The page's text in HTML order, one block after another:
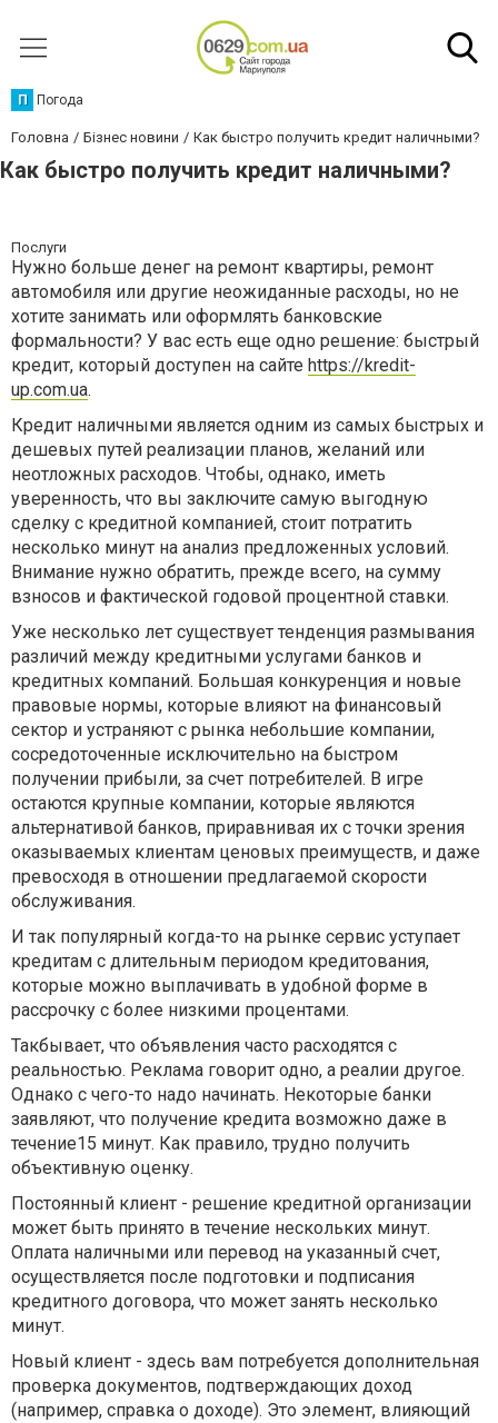
П Погода
Головна Бізнес новини Как быстро получить кредит наличными?
Как быстро получить кредит наличными?
Послуги
Нужно больше денег на ремонт квартиры, ремонт
автомобиля или другие неожиданные расходы, но не
хотите занимать или оформлять банковские
формальности? У вас есть еще одно решение: быстрый
кредит, который доступен на сайте https://kredit-
up.com.ua.
Кредит наличными является одним из самых быстрых и
дешевых путей реализации планов, желаний или
неотложных расходов. Чтобы, однако, иметь
уверенность, что вы заключите самую выгодную
сделку с кредитной компанией, стоит потратить
несколько минут на анализ предложенных условий.
Внимание нужно обратить, прежде всего, на сумму
взносов и фактической годовой процентной ставки.
Уже несколько лет существует тенденция размывания
различий между кредитными услугами банков и
кредитных компаний. Большая конкуренция и новые
правовые нормы, которые влияют на финансовый
сектор и устраняют с рынка небольшие компании,
сосредоточенные исключительно на быстром
получении прибыли, за счет потребителей. В игре
остаются крупные компании, которые являются
альтернативой банков, приравнивая их с точки зрения
оказываемых клиентам ценовых преимуществ, и даже
превосходя в отношении предлагаемой скорости
обслуживания.
И так популярный когда-то на рынке сервис уступает
кредитам с длительным периодом кредитования,
которые можно выплачивать в удобной форме в
рассрочку с более низкими процентами.
Такбывает, что объявления часто расходятся с
реальностью. Реклама говорит одно, а реалии другое.
Однако с чего-то надо начинать. Некоторые банки
заявляют, что получение кредита возможно даже в
течение15 минут. Как правило, трудно получить
объективную оценку.
Постоянный клиент - решение кредитной организации
может быть принято в течение нескольких минут.
Оплата наличными или перевод на указанный счет,
осуществляется после подготовки и подписания
кредитного договора, что может занять несколько
минут.
Новый клиент - здесь вам потребуется дополнительная
проверка документов, подтверждающих доход
(например, справка о доходе). Это элемент, влияющий